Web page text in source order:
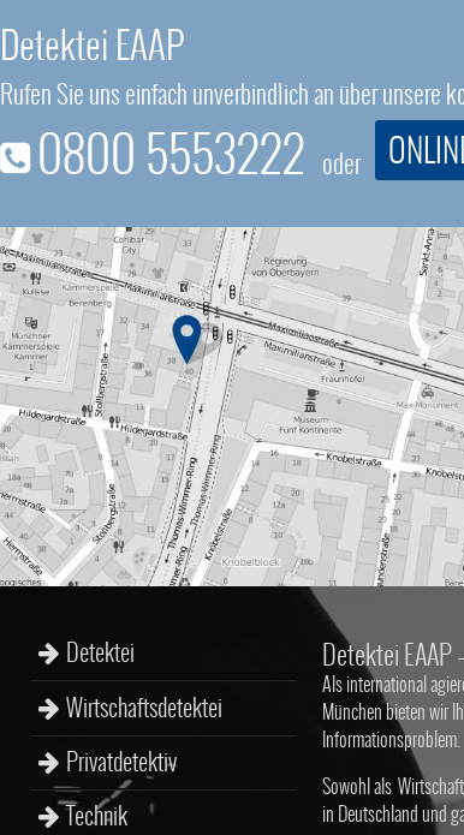
Detektei EAAP
Rufen Sie uns einfach unverbindlich an über unsere
0800 5553222 oder
Detektei
Wirtschaftsdetektei
Privatdetektiv
Technik
Detektei
Als international
München bieten wir
Informationsproblem.
Sowohl als
in Deutschland und